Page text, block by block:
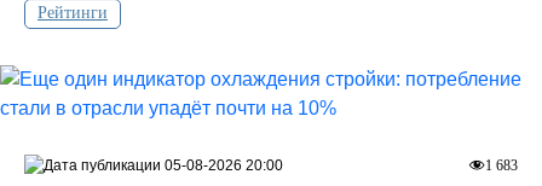
Рейтинги
1 683
05-08-2026 20:00